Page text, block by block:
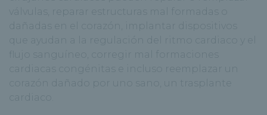
válvulas, reparar estructuras mal formadas o
dañadas en el corazón, implantar dispositivos
que ayudan a la regulación del ritmo cardiaco y el
flujo sanguíneo, corregir mal formaciones
cardiacas congénitas e incluso reemplazar un
corazón dañado por uno sano, un trasplante
cardiaco.